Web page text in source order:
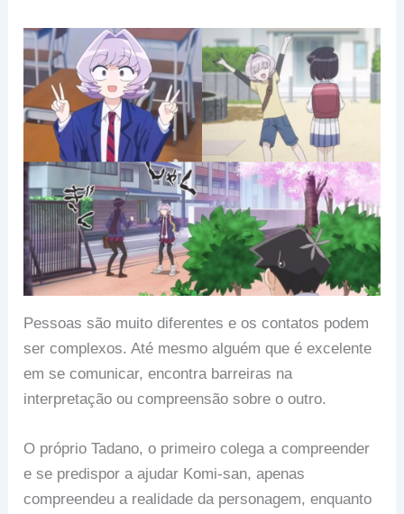
Pessoas são muito diferentes e os contatos podem
ser complexos. Até mesmo alguém que é excelente
em se comunicar, encontra barreiras na
interpretação ou compreensão sobre o outro.
O próprio Tadano, o primeiro colega a compreender
e se predispor a ajudar Komi-san, apenas
compreendeu a realidade da personagem, enquanto